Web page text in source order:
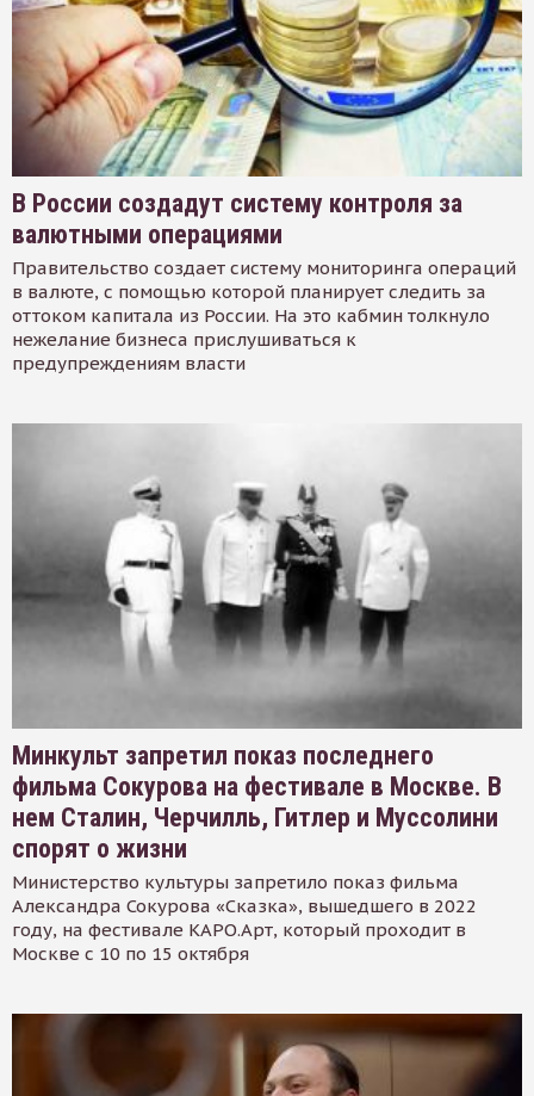
В России создадут систему контроля за
валютными операциями
Правительство создает систему мониторинга операций
в валюте, с помощью которой планирует следить за
оттоком капитала из России. На это кабмин толкнуло
нежелание бизнеса прислушиваться к
предупреждениям власти
Минкульт запретил показ последнего
фильма Сокурова на фестивале в Москве. В
нем Сталин, Черчилль, Гитлер и Муссолини
спорят о жизни
Министерство культуры запретило показ фильма
Александра Сокурова «Сказка», вышедшего в 2022
году, на фестивале КАРО.Арт, который проходит в
Москве с 10 по 15 октября